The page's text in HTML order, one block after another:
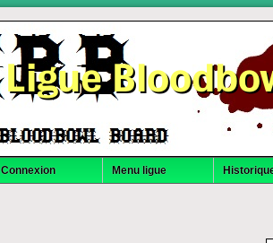
Ligue
Connexion Menu ligue